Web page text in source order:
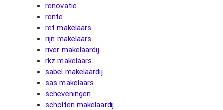
renovatie
rente
ret makelaars
rijn makelaars
river makelaardij
rkz makelaars
sabel makelaardij
sas makelaars
scheveningen
scholten makelaardij